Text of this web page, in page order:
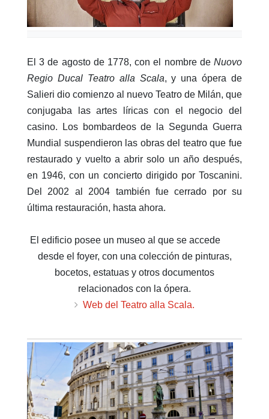
El 3 de agosto de 1778, con el nombre de Nuovo
Regio Ducal Teatro alla Scala, y una ópera de
Salieri dio comienzo al nuevo Teatro de Milán, que
conjugaba las artes líricas con el negocio del
casino. Los bombardeos de la Segunda Guerra
Mundial suspendieron las obras del teatro que fue
restaurado y vuelto a abrir solo un año después,
en 1946, con un concierto dirigido por Toscanini.
Del 2002 al 2004 también fue cerrado por su
última restauración, hasta ahora.
El edificio posee un museo al que se accede
desde el foyer, con una colección de pinturas,
bocetos, estatuas y otros documentos
relacionados con la ópera.
Web del Teatro alla Scala.